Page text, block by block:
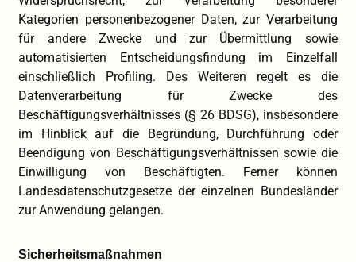
Kategorien personenbezogener Daten, zur Verarbeitung
für andere Zwecke und zur Übermittlung sowie
automatisierten Entscheidungsfindung im Einzelfall
einschließlich Profiling. Des Weiteren regelt es die
Datenverarbeitung für Zwecke des
Beschäftigungsverhältnisses (§ 26 BDSG), insbesondere
im Hinblick auf die Begründung, Durchführung oder
Beendigung von Beschäftigungsverhältnissen sowie die
Einwilligung von Beschäftigten. Ferner können
Landesdatenschutzgesetze der einzelnen Bundesländer
zur Anwendung gelangen.
Sicherheitsmaßnahmen